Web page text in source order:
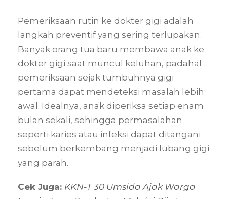
Pemeriksaan rutin ke dokter gigi adalah
langkah preventif yang sering terlupakan.
Banyak orang tua baru membawa anak ke
dokter gigi saat muncul keluhan, padahal
pemeriksaan sejak tumbuhnya gigi
pertama dapat mendeteksi masalah lebih
awal. Idealnya, anak diperiksa setiap enam
bulan sekali, sehingga permasalahan
seperti karies atau infeksi dapat ditangani
sebelum berkembang menjadi lubang gigi
yang parah.
Cek Juga: KKN-T 30 Umsida Ajak Warga